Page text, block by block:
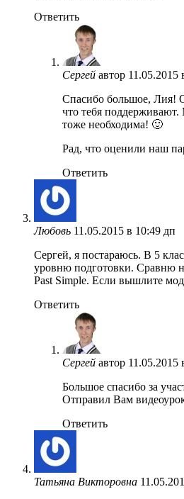
Ответить
Сергей автор 11.05.2015
Спасибо большое, Лия!
что тебя
тоже необходима! 🙂
Рад, что оценили наш
Ответить
Любовь 11.05.2015 в 10:49 дп
Сергей, я постараюсь. В 5
уровню подготовки. Сравню
Past Simple. Если вышлите
Ответить
Сергей автор 11.05.2015
Большое спасибо за
Отправил Вам
Ответить
Татьяна Викторовна